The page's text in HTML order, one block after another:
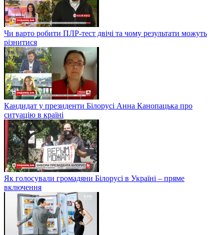
Чи варто робити ПЛР-тест двічі та чому результати можуть
різнитися
Кандидат у президенти Білорусі Анна Канопацька про
ситуацію в країні
Як голосували громадяни Білорусі в Україні – пряме
включення